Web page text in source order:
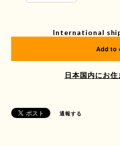
International
Add to
日本国内にお
通報する